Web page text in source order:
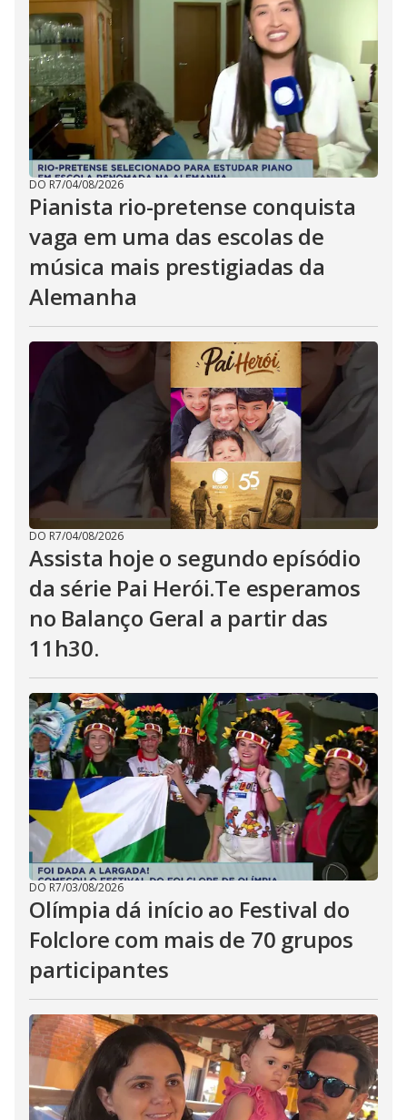
DO R7/04/08/2026
Pianista rio-pretense conquista
vaga em uma das escolas de
música mais prestigiadas da
Alemanha
DO R7/04/08/2026
Assista hoje o segundo epísódio
da série Pai Herói.Te esperamos
no Balanço Geral a partir das
11h30.
DO R7/03/08/2026
Olímpia dá início ao Festival do
Folclore com mais de 70 grupos
participantes